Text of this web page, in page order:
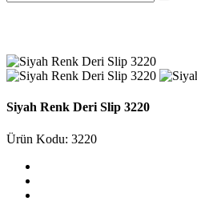
Siyah Renk Deri Slip 3220
Ürün Kodu: 3220